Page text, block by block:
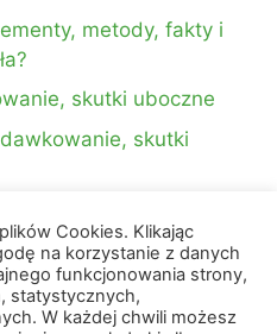
metody, fakty i
skutki uboczne
skutki
Cookies. Klikając
na korzystanie z danych
funkcjonowania strony,
statystycznych,
W każdej chwili możesz